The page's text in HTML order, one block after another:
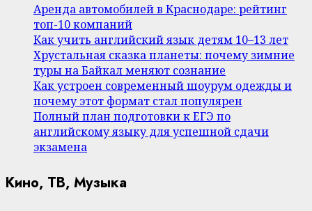
Аренда автомобилей в Краснодаре: рейтинг
топ-10 компаний
Как учить английский язык детям 10–13 лет
Хрустальная сказка планеты: почему зимние
туры на Байкал меняют сознание
Как устроен современный шоурум одежды и
почему этот формат стал популярен
Полный план подготовки к ЕГЭ по
английскому языку для успешной сдачи
экзамена
Кино, ТВ, Музыка